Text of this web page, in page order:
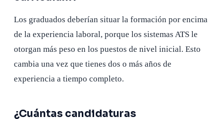
Los graduados deberían situar la formación por encima
de la experiencia laboral, porque los sistemas ATS le
otorgan más peso en los puestos de nivel inicial. Esto
cambia una vez que tienes dos o más años de
experiencia a tiempo completo.
¿Cuántas candidaturas